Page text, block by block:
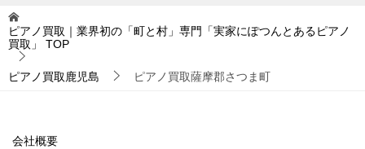
ピアノ買取｜業界初の「町と村」専門「実家にぽつんとあるピアノ
買取」
TOP
ピアノ買取鹿児島 ピアノ買取薩摩郡さつま町
会社概要